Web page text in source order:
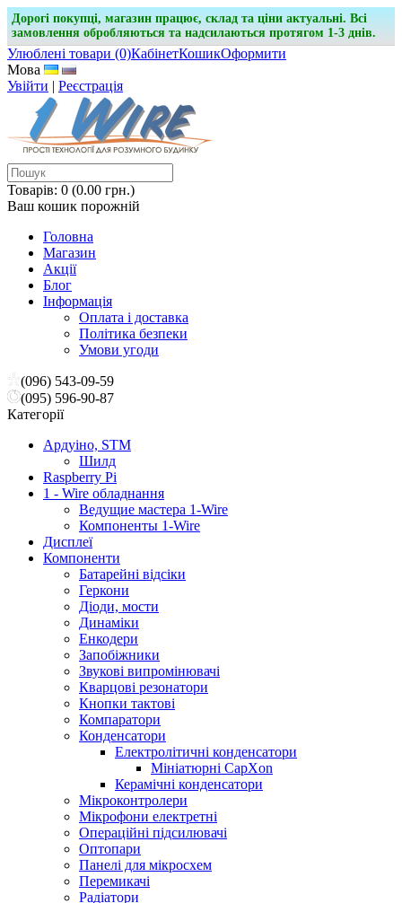
Дорогі покупці, магазин працює, склад та ціни актуальні. Всі
замовлення обробляються та надсилаються протягом 1-3 днів.
Улюблені товари (0)КабінетКошикОформити
Мова
Увійти | Реєстрація
Товарів: 0 (0.00 грн.)
Ваш кошик порожній
Головна
Магазин
Акції
Блог
Інформація
Оплата і доставка
Політика безпеки
Умови угоди
(096) 543-09-59
(095) 596-90-87
Категорії
Ардуіно, STM
Шилд
Raspberry Pi
1 - Wire обладнання
Ведущие мастера 1-Wire
Компоненты 1-Wire
Дисплеї
Компоненти
Батарейні відсіки
Геркони
Діоди, мости
Динаміки
Енкодери
Запобіжники
Звукові випромінювачі
Кварцові резонатори
Кнопки тактові
Компаратори
Конденсатори
Електролітичні конденсатори
Мініатюрні CapXon
Керамічні конденсатори
Мікроконтролери
Мікрофони електретні
Операційні підсилювачі
Оптопари
Панелі для мікросхем
Перемикачі
Радіатори